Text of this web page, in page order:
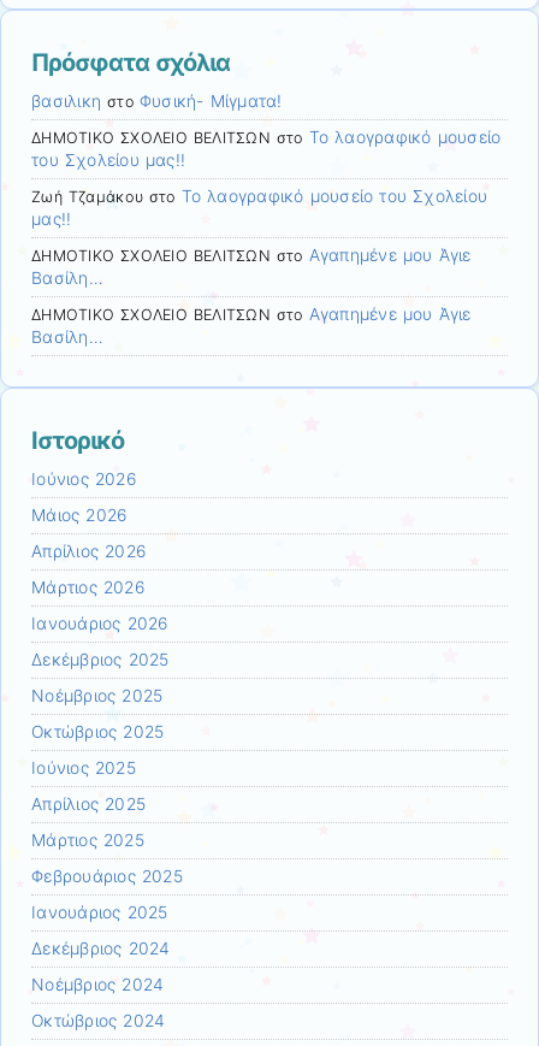
Πρόσφατα σχόλια
βασιλικη στο Φυσική- Μίγματα!
ΔΗΜΟΤΙΚΟ ΣΧΟΛΕΙΟ ΒΕΛΙΤΣΩΝ στο Το λαογραφικό μουσείο
του Σχολείου μας!!
Ζωή Τζαμάκουστο Το λαογραφικό μουσείο του Σχολείου
μας!!
ΔΗΜΟΤΙΚΟ ΣΧΟΛΕΙΟ ΒΕΛΙΤΣΩΝ στο Αγαπημένε μου Άγιε
Βασίλη…
ΔΗΜΟΤΙΚΟ ΣΧΟΛΕΙΟ ΒΕΛΙΤΣΩΝ στο Αγαπημένε μου Άγιε
Βασίλη…
Ιστορικό
Ιούνιος 2026
Μάιος 2026
Απρίλιος 2026
Μάρτιος 2026
Ιανουάριος 2026
Δεκέμβριος 2025
Νοέμβριος 2025
Οκτώβριος 2025
Ιούνιος 2025
Απρίλιος 2025
Μάρτιος 2025
Φεβρουάριος 2025
Ιανουάριος 2025
Δεκέμβριος 2024
Νοέμβριος 2024
Οκτώβριος 2024